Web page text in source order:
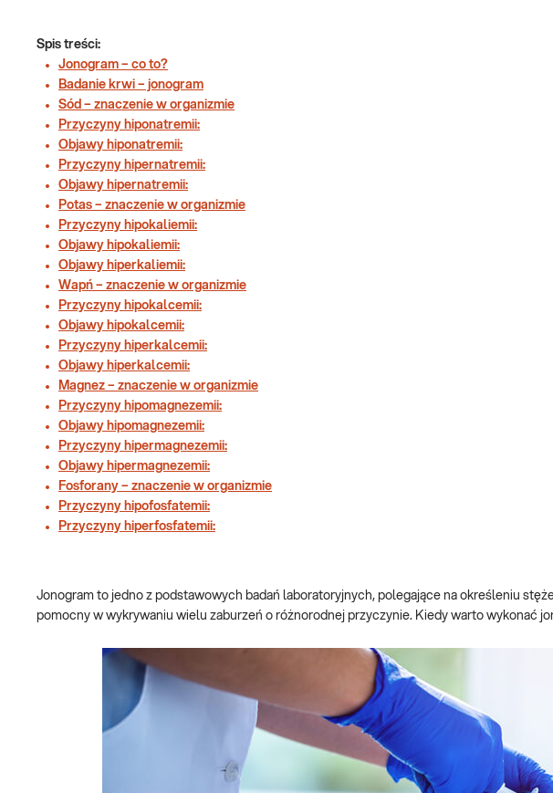
Spis treści:
Jonogram – co to?
Badanie krwi – jonogram
Sód – znaczenie w organizmie
Przyczyny hiponatremii:
Objawy hiponatremii:
Przyczyny hipernatremii:
Objawy hipernatremii:
Potas – znaczenie w organizmie
Przyczyny hipokaliemii:
Objawy hipokaliemii:
Objawy hiperkaliemii:
Wapń – znaczenie w organizmie
Przyczyny hipokalcemii:
Objawy hipokalcemii:
Przyczyny hiperkalcemii:
Objawy hiperkalcemii:
Magnez – znaczenie w organizmie
Przyczyny hipomagnezemii:
Objawy hipomagnezemii:
Przyczyny hipermagnezemii:
Objawy hipermagnezemii:
Fosforany – znaczenie w organizmie
Przyczyny hipofosfatemii:
Przyczyny hiperfosfatemii:
Jonogram to jedno z podstawowych badań laboratoryjnych, polegające na określeniu
pomocny w wykrywaniu wielu zaburzeń o różnorodnej przyczynie. Kiedy warto wykonać